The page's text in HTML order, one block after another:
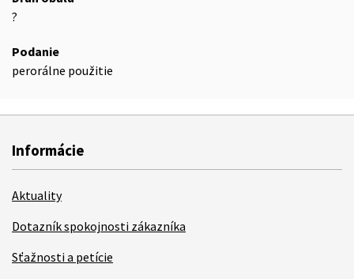
?
Podanie
perorálne použitie
Informácie
Aktuality
Dotazník spokojnosti zákazníka
Sťažnosti a petície